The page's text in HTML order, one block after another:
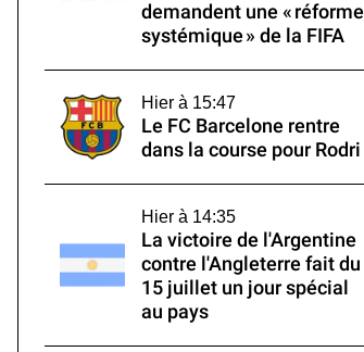
demandent une « réforme
systémique » de la FIFA
Hier à 15:47
Le FC Barcelone rentre
dans la course pour Rodri
Hier à 14:35
La victoire de l'Argentine
contre l'Angleterre fait du
15 juillet un jour spécial
au pays